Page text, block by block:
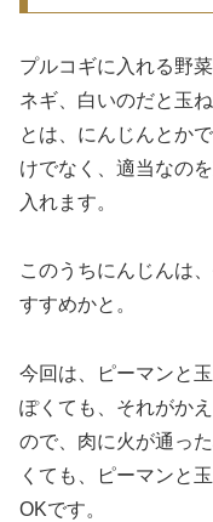
プルコギに入れる野
ネギ、白いのだと玉
とは、にんじんとか
けでなく、適当なの
入れます。
このうちにんじんは
すすめかと。
今回は、ピーマンと
ぽくても、それがか
ので、肉に火が通っ
くても、ピーマンと
OKです。